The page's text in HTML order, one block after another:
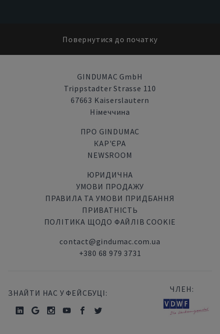
Повернутися до початку
GINDUMAC GmbH
Trippstadter Strasse 110
67663 Kaiserslautern
Німеччина
ПРО GINDUMAC
КАР'ЄРА
NEWSROOM
ЮРИДИЧНА
УМОВИ ПРОДАЖУ
ПРАВИЛА ТА УМОВИ ПРИДБАННЯ
ПРИВАТНІСТЬ
ПОЛІТИКА ЩОДО ФАЙЛІВ COOKIE
contact@gindumac.com.ua
+380 68 979 3731
ЗНАЙТИ НАС У ФЕЙСБУЦІ: ЧЛЕН: